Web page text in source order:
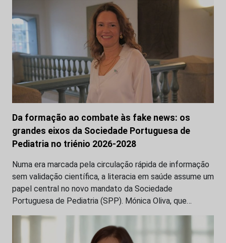
Da formação ao combate às fake news: os
grandes eixos da Sociedade Portuguesa de
Pediatria no triénio 2026-2028
Numa era marcada pela circulação rápida de informação
sem validação científica, a literacia em saúde assume um
papel central no novo mandato da Sociedade
Portuguesa de Pediatria (SPP). Mónica Oliva, que…